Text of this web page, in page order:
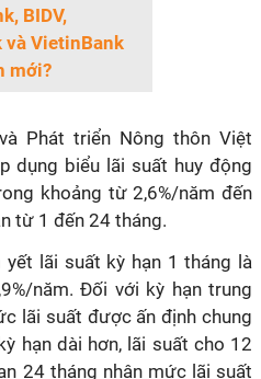
BIDV,
VietinBank
mới?
Phát triển Nông thôn Việt
dụng biểu lãi suất huy động
khoảng từ 2,6%/năm đến
từ 1 đến 24 tháng.
yết lãi suất kỳ hạn 1 tháng là
năm. Đối với kỳ hạn trung
lãi suất được ấn định chung
hạn dài hơn, lãi suất cho 12
24 tháng nhận mức lãi suất